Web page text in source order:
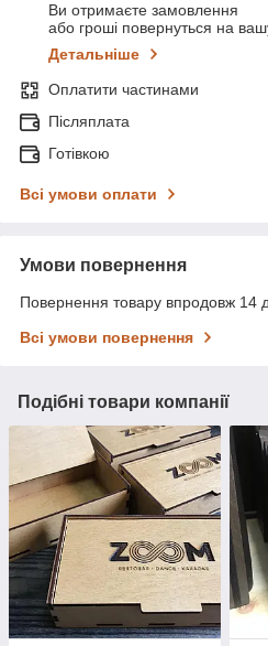
Ви отримаєте замовлення
або гроші повернуться на
Детальніше
Оплатити частинами
Післяплата
Готівкою
Всі умови оплати
Умови повернення
Повернення товару впродовж 14
Всі умови повернення
Подібні товари компанії